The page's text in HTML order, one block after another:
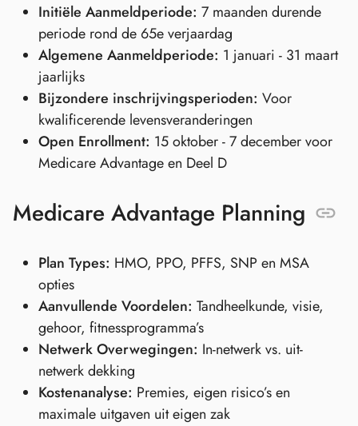
Initiële Aanmeldperiode: 7 maanden durende
periode rond de 65e verjaardag
Algemene Aanmeldperiode: 1 januari - 31 maart
jaarlijks
Bijzondere inschrijvingsperioden: Voor
kwalificerende levensveranderingen
Open Enrollment: 15 oktober - 7 december voor
Medicare Advantage en Deel D
Medicare Advantage Planning
Plan Types: HMO, PPO, PFFS, SNP en MSA
opties
Aanvullende Voordelen: Tandheelkunde, visie,
gehoor, fitnessprogramma’s
Netwerk Overwegingen: In-netwerk vs. uit-
netwerk dekking
Kostenanalyse: Premies, eigen risico’s en
maximale uitgaven uit eigen zak